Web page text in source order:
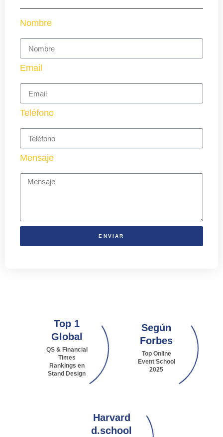
Nombre
Email
Teléfono
Mensaje
ENVIAR
Top 1
Global
QS & Financial
Times
Rankings en
Stand Design
Según
Forbes
Top Online
Event School
2025
Harvard
d.school